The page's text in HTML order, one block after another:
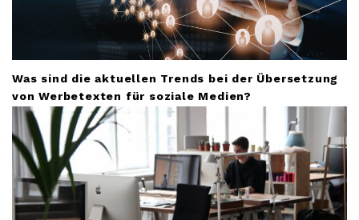
Was sind die aktuellen Trends bei der Übersetzung
von Werbetexten für soziale Medien?